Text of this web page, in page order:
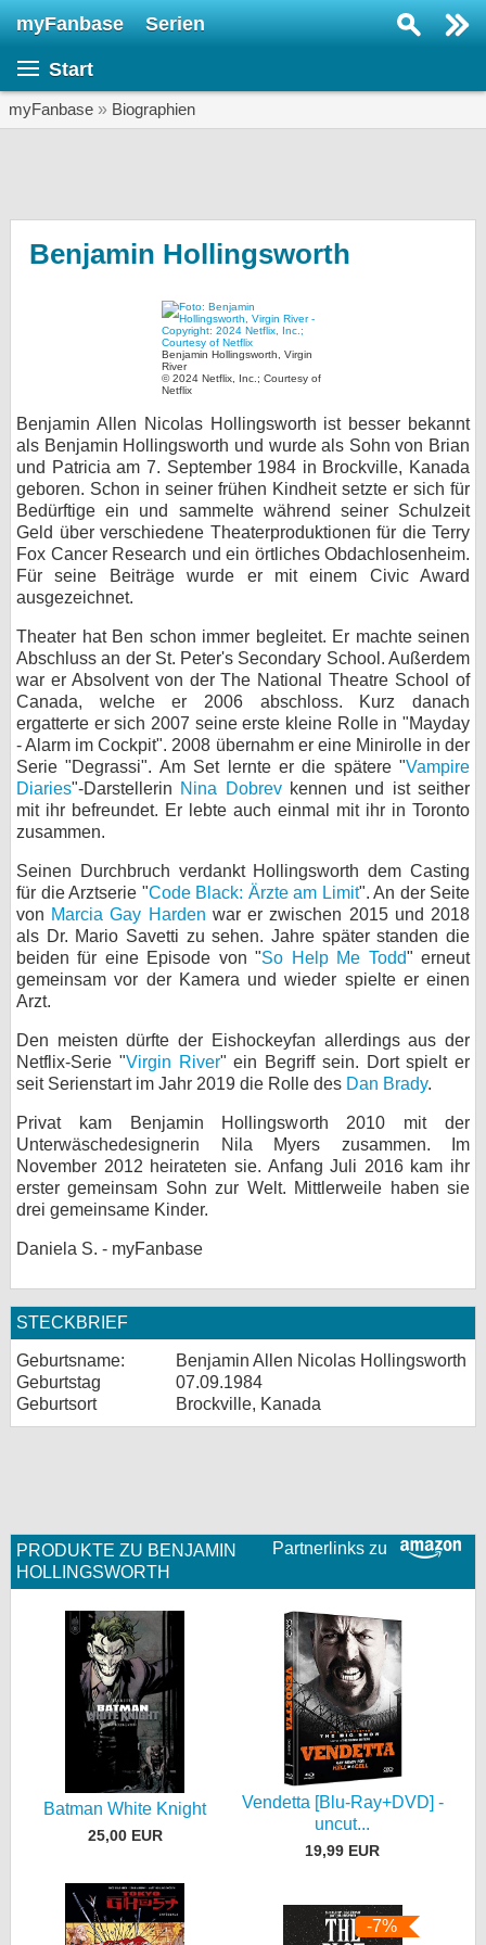
myFanbase Serien
Start
myFanbase » Biographien
Benjamin Hollingsworth
Benjamin Hollingsworth, Virgin
River
© 2024 Netflix, Inc.; Courtesy of
Netflix
Benjamin Allen Nicolas Hollingsworth ist besser bekannt
als Benjamin Hollingsworth und wurde als Sohn von Brian
und Patricia am 7. September 1984 in Brockville, Kanada
geboren. Schon in seiner frühen Kindheit setzte er sich für
Bedürftige ein und sammelte während seiner Schulzeit
Geld über verschiedene Theaterproduktionen für die Terry
Fox Cancer Research und ein örtliches Obdachlosenheim.
Für seine Beiträge wurde er mit einem Civic Award
ausgezeichnet.
Theater hat Ben schon immer begleitet. Er machte seinen
Abschluss an der St. Peter's Secondary School. Außerdem
war er Absolvent von der The National Theatre School of
Canada, welche er 2006 abschloss. Kurz danach
ergatterte er sich 2007 seine erste kleine Rolle in "Mayday
- Alarm im Cockpit". 2008 übernahm er eine Minirolle in der
Serie "Degrassi". Am Set lernte er die spätere "Vampire
Diaries"-Darstellerin Nina Dobrevkennen und ist seither
mit ihr befreundet. Er lebte auch einmal mit ihr in Toronto
zusammen.
Seinen Durchbruch verdankt Hollingsworth dem Casting
für die Arztserie "Code Black: Ärzte am Limit". An der Seite
von Marcia Gay Harden war er zwischen 2015 und 2018
als Dr. Mario Savetti zu sehen. Jahre später standen die
beiden für eine Episode von "So Help Me Todd" erneut
gemeinsam vor der Kamera und wieder spielte er einen
Arzt.
Den meisten dürfte der Eishockeyfan allerdings aus der
Netflix-Serie "Virgin River" ein Begriff sein. Dort spielt er
seit Serienstart im Jahr 2019 die Rolle des Dan Brady.
Privat kam Benjamin Hollingsworth 2010 mit der
Unterwäschedesignerin Nila Myers zusammen. Im
November 2012 heirateten sie. Anfang Juli 2016 kam ihr
erster gemeinsam Sohn zur Welt. Mittlerweile haben sie
drei gemeinsame Kinder.
Daniela S. - myFanbase
STECKBRIEF
Geburtsname:
Benjamin Allen Nicolas Hollingsworth
Geburtstag
07.09.1984
Geburtsort
Brockville, Kanada
Partnerlinks zu
PRODUKTE ZU BENJAMIN
HOLLINGSWORTH
Batman White Knight
25,00 EUR
Vendetta [Blu-Ray+DVD] -
uncut...
19,99 EUR
-7%
KULTUR
Specials
SERVICE
Gewinnspiele
Forum
bei X
bei Facebook
Kontakt
Nutzungsbedingungen
Datenschutz
Cookie-Einstellungen
Impressum
myFanbase